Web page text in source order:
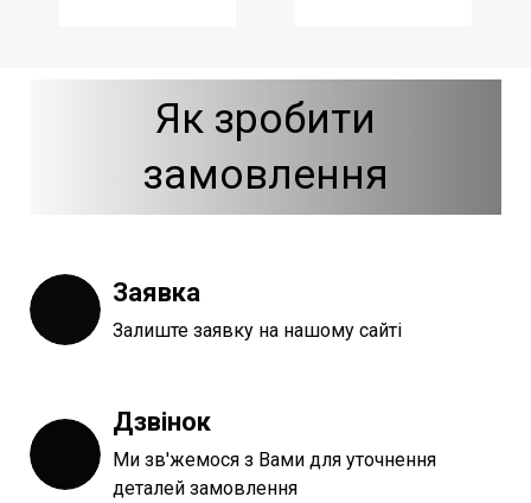
Як зробити
замовлення
Заявка
Залиште заявку на нашому сайті
Дзвінок
Ми зв'жемося з Вами для уточнення
деталей замовлення